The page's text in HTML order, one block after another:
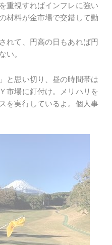
重視すればインフレに強い
材料が金市場で交錯して動
れて、円高の日もあれば円
い。
と思い切り、昼の時間帯は
市場に釘付け。メリハリを
を実行しているよ。個人事